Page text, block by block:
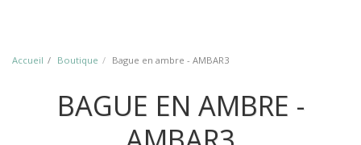
Accueil Boutique Bague en ambre - AMBAR3
BAGUE EN AMBRE -